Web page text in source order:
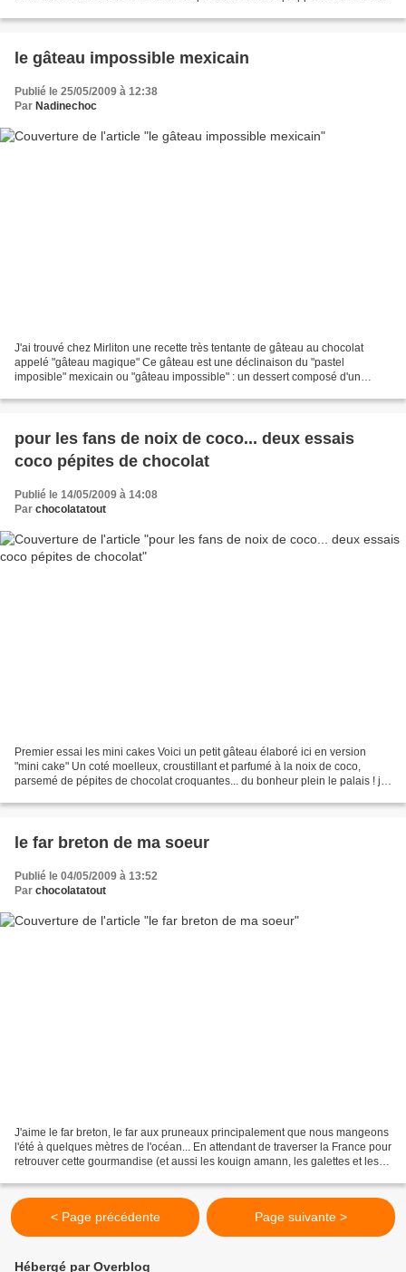
le gâteau impossible mexicain
Publié le 25/05/2009 à 12:38
Par Nadinechoc
J'ai trouvé chez Mirliton une recette très tentante de gâteau au chocolat
appelé "gâteau magique" Ce gâteau est une déclinaison du "pastel
imposible" mexicain ou "gâteau impossible" : un dessert composé d'un
pour les fans de noix de coco... deux essais
coco pépites de chocolat
Publié le 14/05/2009 à 14:08
Par chocolatatout
Premier essai les mini cakes Voici un petit gâteau élaboré ici en version
"mini cake" Un coté moelleux, croustillant et parfumé à la noix de coco,
parsemé de pépites de chocolat croquantes... du bonheur plein le palais ! je
le far breton de ma soeur
Publié le 04/05/2009 à 13:52
Par chocolatatout
J'aime le far breton, le far aux pruneaux principalement que nous mangeons
l'été à quelques mètres de l'océan... En attendant de traverser la France pour
retrouver cette gourmandise (et aussi les kouign amann, les galettes et les
< Page précédente Page suivante >
Hébergé par Overblog